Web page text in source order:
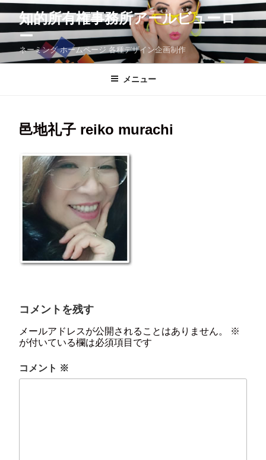
コ
ン
ツ
へ
知的所有権事務所アールビューロ
ー
ネーミング ホームページ 各種デザイン企画制作
メニュー
邑地礼子 reiko murachi
コメントを残す
メールアドレスが公開されることはありません。
※
が付いている欄は必須項目です
コメント ※